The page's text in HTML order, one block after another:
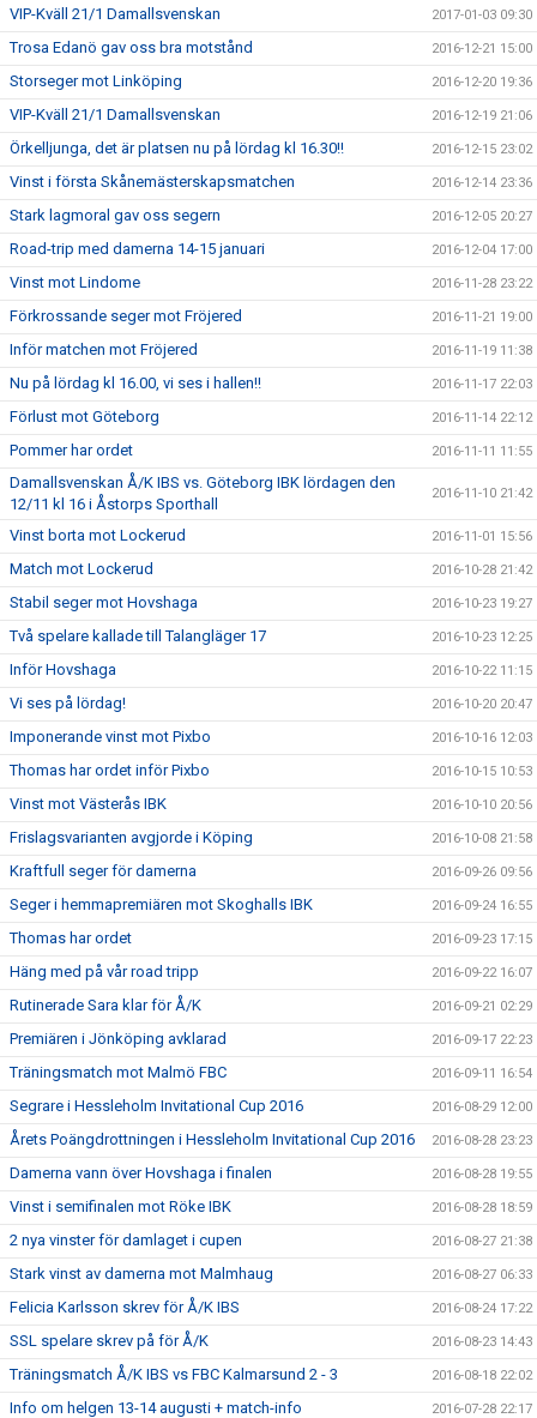
VIP-Kväll 21/1 Damallsvenskan 2017-01-03 09:30
Trosa Edanö gav oss bra motstånd 2016-12-21 15:00
Storseger mot Linköping 2016-12-20 19:36
VIP-Kväll 21/1 Damallsvenskan 2016-12-19 21:06
Örkelljunga, det är platsen nu på lördag kl 16.30!! 2016-12-15 23:02
Vinst i första Skånemästerskapsmatchen 2016-12-14 23:36
Stark lagmoral gav oss segern 2016-12-05 20:27
Road-trip med damerna 14-15 januari 2016-12-04 17:00
Vinst mot Lindome 2016-11-28 23:22
Förkrossande seger mot Fröjered 2016-11-21 19:00
Inför matchen mot Fröjered 2016-11-19 11:38
Nu på lördag kl 16.00, vi ses i hallen!! 2016-11-17 22:03
Förlust mot Göteborg 2016-11-14 22:12
Pommer har ordet 2016-11-11 11:55
Damallsvenskan Å/K IBS vs. Göteborg IBK lördagen den
12/11 kl 16 i Åstorps Sporthall
2016-11-10 21:42
Vinst borta mot Lockerud 2016-11-01 15:56
Match mot Lockerud 2016-10-28 21:42
Stabil seger mot Hovshaga 2016-10-23 19:27
Två spelare kallade till Talangläger 17 2016-10-23 12:25
Inför Hovshaga 2016-10-22 11:15
Vi ses på lördag! 2016-10-20 20:47
Imponerande vinst mot Pixbo 2016-10-16 12:03
Thomas har ordet inför Pixbo 2016-10-15 10:53
Vinst mot Västerås IBK 2016-10-10 20:56
Frislagsvarianten avgjorde i Köping 2016-10-08 21:58
Kraftfull seger för damerna 2016-09-26 09:56
Seger i hemmapremiären mot Skoghalls IBK 2016-09-24 16:55
Thomas har ordet 2016-09-23 17:15
Häng med på vår road tripp 2016-09-22 16:07
Rutinerade Sara klar för Å/K 2016-09-21 02:29
Premiären i Jönköping avklarad 2016-09-17 22:23
Träningsmatch mot Malmö FBC 2016-09-11 16:54
Segrare i Hessleholm Invitational Cup 2016 2016-08-29 12:00
Årets Poängdrottningen i Hessleholm Invitational Cup 2016 2016-08-28 23:23
Damerna vann över Hovshaga i finalen 2016-08-28 19:55
Vinst i semifinalen mot Röke IBK 2016-08-28 18:59
2 nya vinster för damlaget i cupen 2016-08-27 21:38
Stark vinst av damerna mot Malmhaug 2016-08-27 06:33
Felicia Karlsson skrev för Å/K IBS 2016-08-24 17:22
SSL spelare skrev på för Å/K 2016-08-23 14:43
Träningsmatch Å/K IBS vs FBC Kalmarsund 2 - 3 2016-08-18 22:02
Info om helgen 13-14 augusti + match-info 2016-07-28 22:17